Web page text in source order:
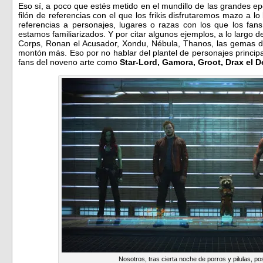
Eso sí, a poco que estés metido en el mundillo de las grandes
filón de referencias con el que los frikis disfrutaremos mazo a
referencias a personajes, lugares o razas con los que los
estamos familiarizados. Y por citar algunos ejemplos, a lo largo
Corps, Ronan el Acusador, Xondu, Nébula, Thanos, las gemas
montón más. Eso por no hablar del plantel de personajes
fans del noveno arte como Star-Lord, Gamora, Groot, Drax el
Nosotros, tras cierta noche de porros y pilulas,